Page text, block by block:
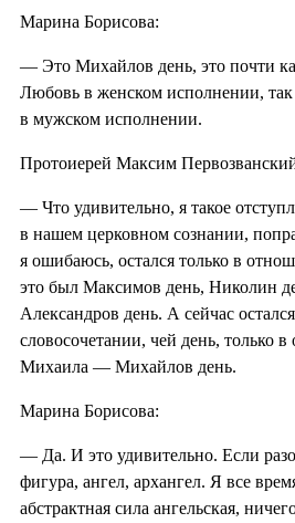
Марина Борисова:
— Это Михайлов день, это почти
Любовь в женском исполнении,
в мужском исполнении.
Протоиерей Максим
— Что удивительно, я такое
в нашем церковном сознании,
я ошибаюсь, остался только в
это был Максимов день, Николин
Александров день. А сейчас
словосочетании, чей день, только
Михаила — Михайлов день.
Марина Борисова:
— Да. И это удивительно. Если
фигура, ангел, архангел. Я все
абстрактная сила ангельская,